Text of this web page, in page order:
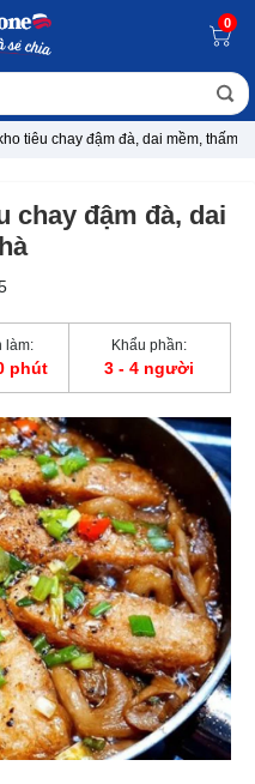
0
tiêu chay đậm đà, dai mềm, thấm
chay đậm đà, dai
làm:
phút
Khẩu phần:
3 - 4 người